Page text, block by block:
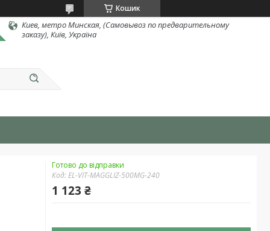
Кошик
Киев, метро Минская, (Самовывоз по предварительному
заказу), Київ, Україна
Готово до відправки
Код:EL-VIT-MAGGLIZ-500MG-240
1 123 ₴